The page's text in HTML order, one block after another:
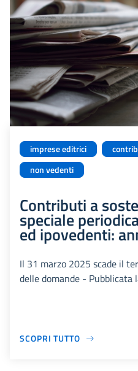
imprese editrici
non vedenti
Contributi a
speciale
ed ipovedenti:
Il 31 marzo 2025 scade il
delle domande - Pubblicata
SCOPRI TUTTO